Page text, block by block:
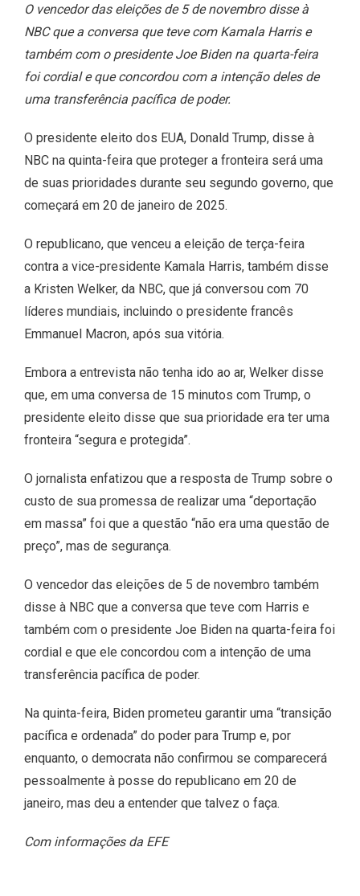
O vencedor das eleições de 5 de novembro disse à
NBC que a conversa que teve com Kamala Harris e
também com o presidente Joe Biden na quarta-feira
foi cordial e que concordou com a intenção deles de
uma transferência pacífica de poder.
O presidente eleito dos EUA, Donald Trump, disse à
NBC na quinta-feira que proteger a fronteira será uma
de suas prioridades durante seu segundo governo, que
começará em 20 de janeiro de 2025.
O republicano, que venceu a eleição de terça-feira
contra a vice-presidente Kamala Harris, também disse
a Kristen Welker, da NBC, que já conversou com 70
líderes mundiais, incluindo o presidente francês
Emmanuel Macron, após sua vitória.
Embora a entrevista não tenha ido ao ar, Welker disse
que, em uma conversa de 15 minutos com Trump, o
presidente eleito disse que sua prioridade era ter uma
fronteira “segura e protegida”.
O jornalista enfatizou que a resposta de Trump sobre o
custo de sua promessa de realizar uma “deportação
em massa” foi que a questão “não era uma questão de
preço”, mas de segurança.
O vencedor das eleições de 5 de novembro também
disse à NBC que a conversa que teve com Harris e
também com o presidente Joe Biden na quarta-feira foi
cordial e que ele concordou com a intenção de uma
transferência pacífica de poder.
Na quinta-feira, Biden prometeu garantir uma “transição
pacífica e ordenada” do poder para Trump e, por
enquanto, o democrata não confirmou se comparecerá
pessoalmente à posse do republicano em 20 de
janeiro, mas deu a entender que talvez o faça.
Com informações da EFE